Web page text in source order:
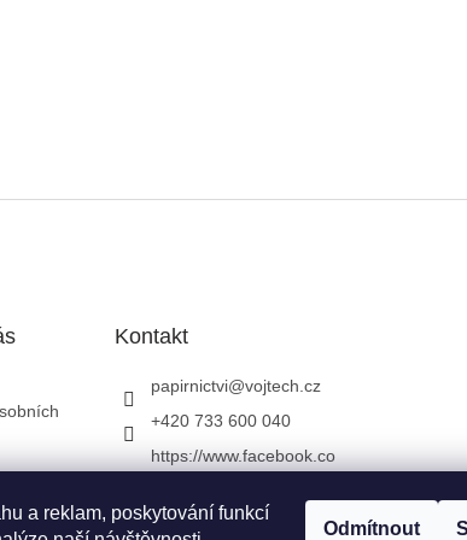
a reklam, poskytování funkcí
Odmítnout
Kontakt
papirnictvi@vojtech.cz
+420 733 600 040
https://www.facebook.co
papirnictvivojtech/